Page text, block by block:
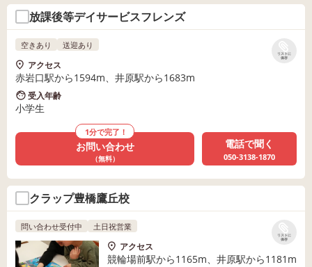
放課後等デイサービスフレンズ
リストに
保存
空きあり 送迎あり
アクセス
赤岩口駅から1594m、井原駅から1683m
受入年齢
小学生
1分で完了！
お問い合わせ
（無料）
電話で聞く
050-3138-1870
クラップ豊橋鷹丘校
リストに
保存
問い合わせ受付中 土日祝営業
アクセス
競輪場前駅から1165m、井原駅から1181m